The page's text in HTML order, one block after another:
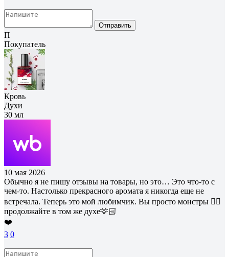
Отправить
П
Покупатель
Кровь
Духи
30 мл
10 мая 2026
Обычно я не пишу отзывы на товары, но это… Это что-то с
чем-то. Настолько прекрасного аромата я никогда еще не
встречала. Теперь это мой любимчик. Вы просто монстры 👍🏻
продолжайте в том же духе🫶🏻
❤️
3 0